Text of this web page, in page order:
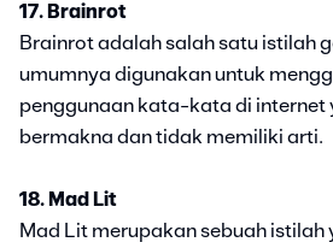
17. Brainrot
Brainrot adalah salah satu istilah
umumnya digunakan untuk
penggunaan kata-kata di internet
bermakna dan tidak memiliki arti.
18. Mad Lit
Mad Lit merupakan sebuah istilah